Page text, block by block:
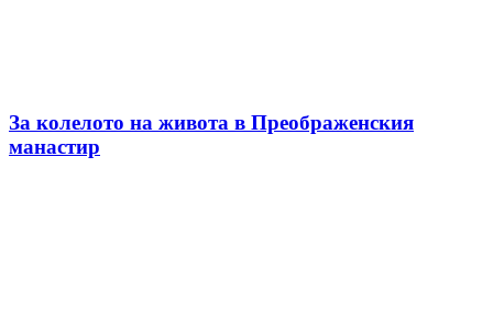
За колелото на живота в Преображенския
манастир